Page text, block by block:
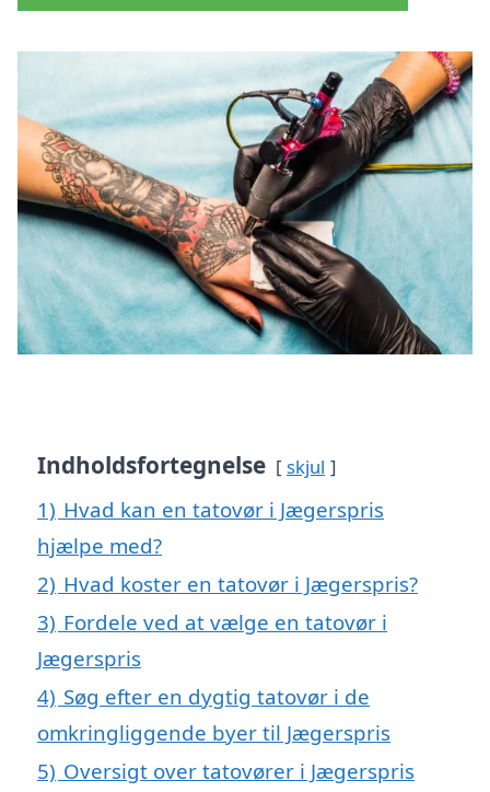
Indholdsfortegnelse skjul
1) Hvad kan en tatovør i Jægerspris
hjælpe med?
2) Hvad koster en tatovør i Jægerspris?
3) Fordele ved at vælge en tatovør i
Jægerspris
4) Søg efter en dygtig tatovør i de
omkringliggende byer til Jægerspris
5) Oversigt over tatovører i Jægerspris